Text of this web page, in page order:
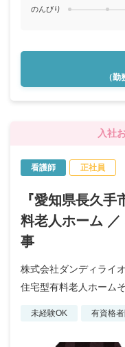
のんびり
（
入社
看護師 正社員
『愛知県長久
料老人ホーム
事
株式会社ダンディライ
住宅型有料老人ホーム
未経験OK 有資格